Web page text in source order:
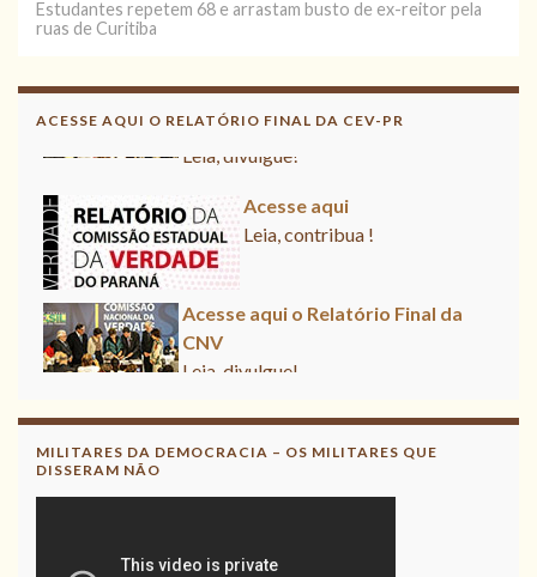
Estudantes repetem 68 e arrastam busto de ex-reitor pela
ruas de Curitiba
ACESSE AQUI O RELATÓRIO FINAL DA CEV-PR
Acesse aqui o Relatório Final da
CNV
Leia, contribua !
CNV
Leia, divulgue!
MILITARES DA DEMOCRACIA – OS MILITARES QUE
DISSERAM NÃO